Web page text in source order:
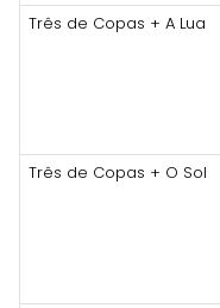
Três de Copas + A Lua
Três de Copas + O Sol